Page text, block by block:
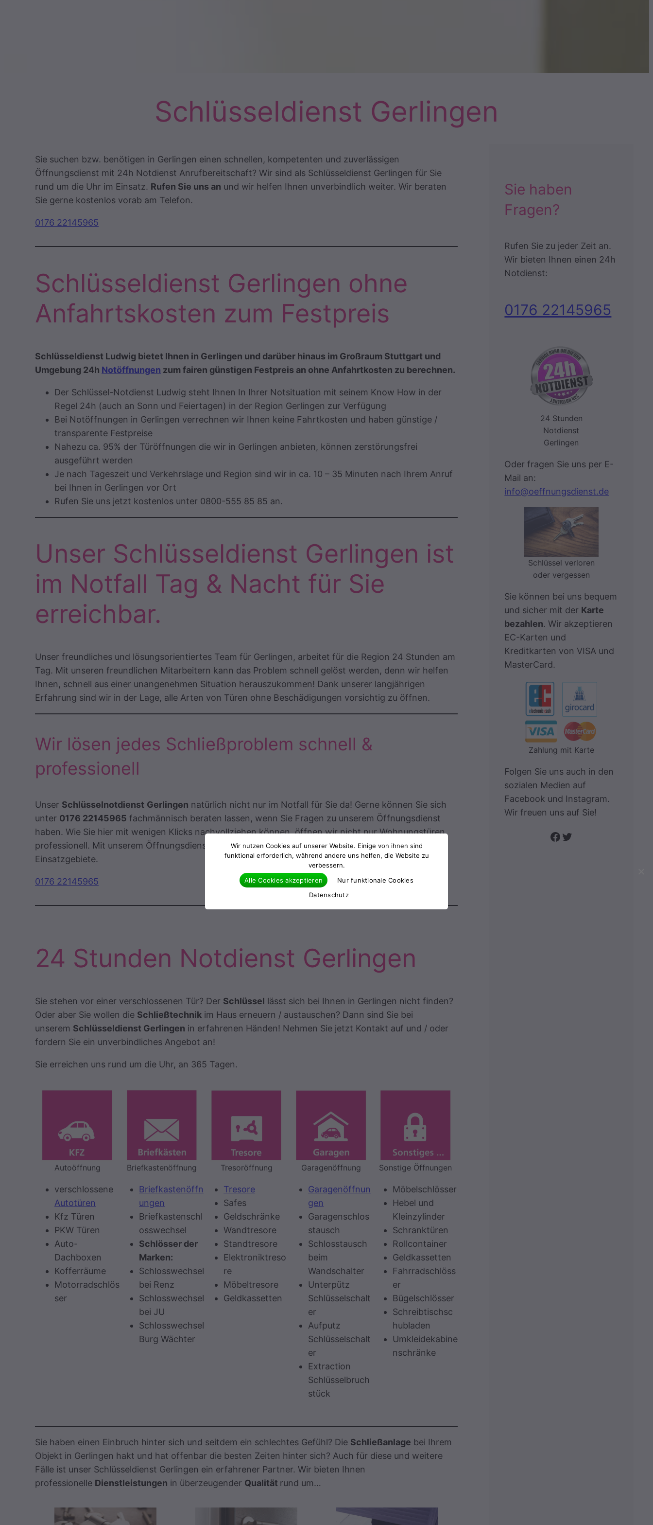
Schlüsseldienst Gerlingen
Sie suchen bzw. benötigen in Gerlingen einen schnellen, kompetenten und zuverlässigen
Öffnungsdienst mit 24h Notdienst Anrufbereitschaft? Wir sind als Schlüsseldienst Gerlingen für Sie
rund um die Uhr im Einsatz. Rufen Sie uns an und wir helfen Ihnen unverbindlich weiter. Wir beraten
Sie gerne kostenlos vorab am Telefon.
0176 22145965
Schlüsseldienst Gerlingen ohne
Anfahrtskosten zum Festpreis
Schlüsseldienst Ludwig bietet Ihnen in Gerlingen und darüber hinaus im Großraum Stuttgart und
Umgebung 24h Notöffnungen zum fairen günstigen Festpreis an ohne Anfahrtkosten zu berechnen.
Der Schlüssel-Notdienst Ludwig steht Ihnen In Ihrer Notsituation mit seinem Know How in der
Regel 24h (auch an Sonn und Feiertagen) in der Region Gerlingen zur Verfügung
Bei Notöffnungen in Gerlingen verrechnen wir Ihnen keine Fahrtkosten und haben günstige /
transparente Festpreise
Nahezu ca. 95% der Türöffnungen die wir in Gerlingen anbieten, können zerstörungsfrei
ausgeführt werden
Je nach Tageszeit und Verkehrslage und Region sind wir in ca. 10 – 35 Minuten nach Ihrem Anruf
bei Ihnen in Gerlingen vor Ort
Rufen Sie uns jetzt kostenlos unter 0800-555 85 85 an.
Unser Schlüsseldienst Gerlingen ist
im Notfall Tag & Nacht für Sie
erreichbar.
Unser freundliches und lösungsorientiertes Team für Gerlingen, arbeitet für die Region 24 Stunden am
Tag. Mit unseren freundlichen Mitarbeitern kann das Problem schnell gelöst werden, denn wir helfen
Ihnen, schnell aus einer unangenehmen Situation herauszukommen! Dank unserer langjährigen
Erfahrung sind wir in der Lage, alle Arten von Türen ohne Beschädigungen vorsichtig zu öffnen.
Wir lösen jedes Schließproblem schnell &
professionell
Unser Schlüsselnotdienst Gerlingen natürlich nicht nur im Notfall für Sie da! Gerne können Sie sich
unter 0176 22145965 fachmännisch beraten lassen, wenn Sie Fragen zu unserem Öffnungsdienst
haben. Wie Sie hier mit wenigen Klicks nachvollziehen können, öffnen wir nicht nur Wohnungstüren
professionell. Mit unserem Öffnungsdienst Gerlingen nutzen Sie professionelle Hilfe auch für diese
Einsatzgebiete.
0176 22145965
24 Stunden Notdienst Gerlingen
Sie stehen vor einer verschlossenen Tür? Der Schlüssel lässt sich bei Ihnen in Gerlingen nicht finden?
Oder aber Sie wollen die Schließtechnik im Haus erneuern / austauschen? Dann sind Sie bei
unserem Schlüsseldienst Gerlingen in erfahrenen Händen! Nehmen Sie jetzt Kontakt auf und / oder
fordern Sie ein unverbindliches Angebot an!
Sie erreichen uns rund um die Uhr, an 365 Tagen.
Autoöffnung
verschlossene
Autotüren
Kfz Türen
PKW Türen
Auto-
Dachboxen
Kofferräume
Motorradschlös
ser
Briefkastenöffnung
Briefkastenöffn
ungen
Briefkastenschl
osswechsel
Schlösser der
Marken:
Schlosswechsel
bei Renz
Schlosswechsel
bei JU
Schlosswechsel
Burg Wächter
Tresoröffnung
Tresore
Safes
Geldschränke
Wandtresore
Standtresore
Elektroniktreso
re
Möbeltresore
Geldkassetten
Garagenöffnung
Garagenöffnun
gen
Garagenschlos
stausch
Schlosstausch
beim
Wandschalter
Unterpütz
Schlüsselschalt
er
Aufputz
Schlüsselschalt
er
Extraction
Schlüsselbruch
stück
Sonstige Öffnungen
Möbelschlösser
Hebel und
Kleinzylinder
Schranktüren
Rollcontainer
Geldkassetten
Fahrradschlöss
er
Bügelschlösser
Schreibtischsc
hubladen
Umkleidekabine
nschränke
Sie haben einen Einbruch hinter sich und seitdem ein schlechtes Gefühl? Die Schließanlage bei Ihrem
Objekt in Gerlingen hakt und hat offenbar die besten Zeiten hinter sich? Auch für diese und weitere
Fälle ist unser Schlüsseldienst Gerlingen ein erfahrener Partner. Wir bieten Ihnen
professionelle Dienstleistungen in überzeugender Qualität rund um…
Sie haben
Fragen?
Rufen Sie zu jeder Zeit an.
Wir bieten Ihnen einen 24h
Notdienst:
0176 22145965
24 Stunden
Notdienst
Gerlingen
Oder fragen Sie uns per E-
Mail an:
info@oeffnungsdienst.de
Schlüssel verloren
oder vergessen
Sie können bei uns bequem
und sicher mit der Karte
bezahlen. Wir akzeptieren
EC-Karten und
Kreditkarten von VISA und
MasterCard.
Zahlung mit Karte
Folgen Sie uns auch in den
sozialen Medien auf
Facebook und Instagram.
Wir freuen uns auf Sie!
Folge uns auf Facebook Twitter
Wir nutzen Cookies auf unserer Website. Einige von ihnen sind
funktional erforderlich, während andere uns helfen, die Website zu
verbessern.
Alle Cookies akzeptieren
Nur funktionale Cookies
Datenschutz